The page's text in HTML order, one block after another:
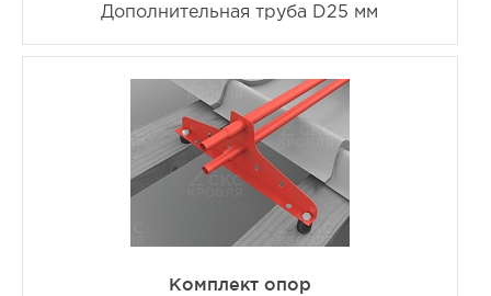
Дополнительная труба D25 мм
Комплект опор